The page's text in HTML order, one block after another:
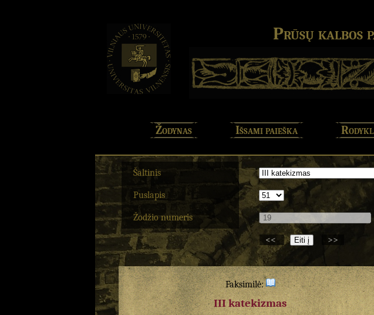
Prūsų kalbos
Žodynas Išsami paieška
Šaltinis
Puslapis
Žodžio numeris
<< >>
Faksimilė:
III katekizmas